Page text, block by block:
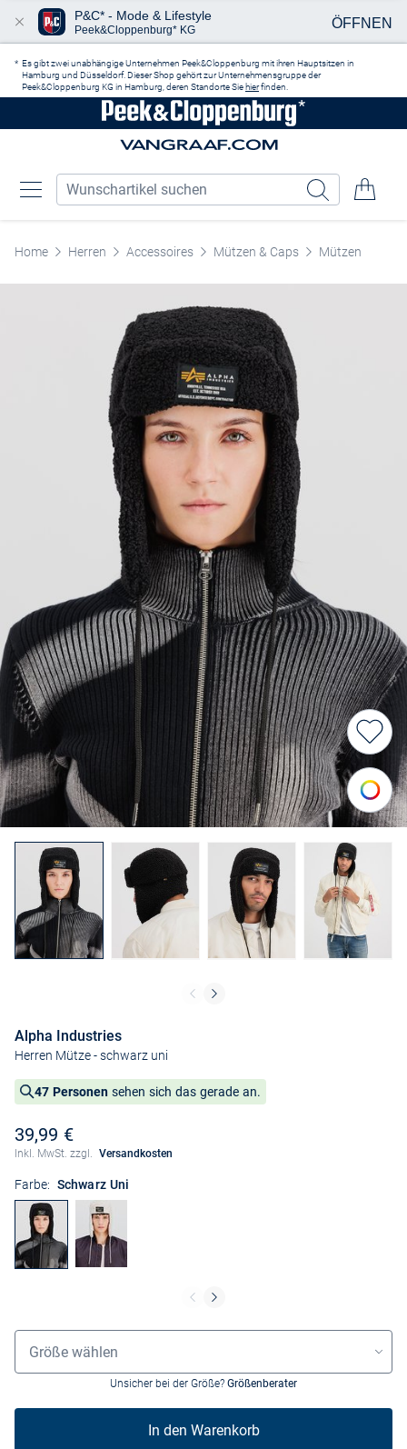
Es gibt zwei unabhängige Unternehmen Peek&Cloppenburg mit ihren Hauptsitzen in
Hamburg und Düsseldorf. Dieser Shop gehört zur Unternehmensgruppe der
Peek&Cloppenburg KG in Hamburg, deren Standorte Sie hierfinden.
Home Herren Accessoires Mützen & Caps Mützen
Alpha Industries
Herren Mütze- schwarz uni
47 Personen sehen sich das gerade an.
39,99 €
Inkl. MwSt. zzgl. Versandkosten
Farbe: Schwarz Uni
Grössenauswahl
Größe wählen
Unsicher bei der Größe? Größenberater
In den Warenkorb
P&C* - Mode & Lifestyle
Peek&Cloppenburg* KG ÖFFNEN